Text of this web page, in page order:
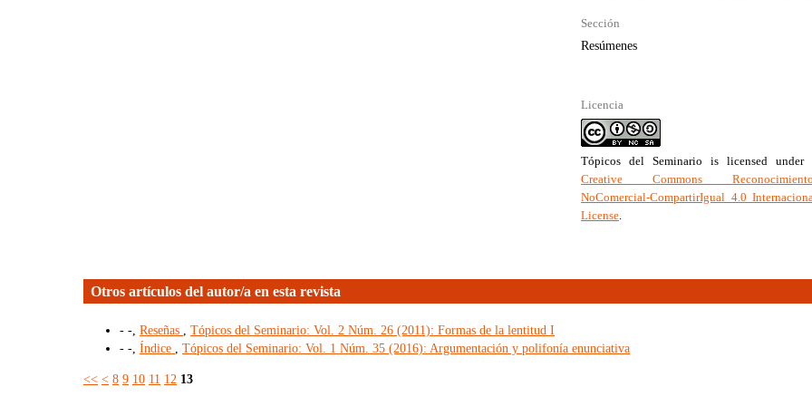
Sección
Resúmenes
Licencia
Tópicos del Seminario is licensed under
Creative Commons
NoComercial-CompartirIgual 4.0
License.
Otros artículos del autor/a en esta revista
- -, Reseñas
Tópicos del Seminario: Vol. 2 Núm. 26 (2011): Formas de la lentitud I
- -, Índice Tópicos del Seminario: Vol. 1 Núm. 35 (2016): Argumentación y polifonía enunciativa
<< < 8 9 10 11 12 13